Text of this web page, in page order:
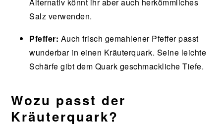
Salz verwenden.
Pfeffer: Auch frisch gemahlener Pfeffer passt
wunderbar in einen Kräuterquark. Seine leichte
Schärfe gibt dem Quark geschmackliche Tiefe.
Wozu passt der
Kräuterquark?